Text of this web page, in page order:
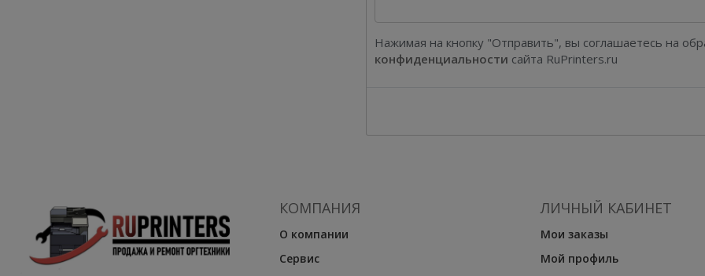
Нажимая на кнопку "Отправить", вы соглашаетесь на
конфиденциальности сайта RuPrinters.ru
КОМПАНИЯ
О компании
Сервис
ЛИЧНЫЙ КАБИНЕТ
Мои заказы
Мой профиль